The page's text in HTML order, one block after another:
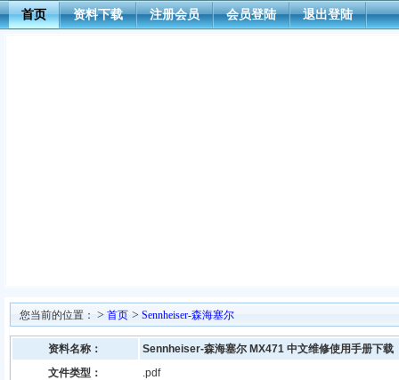
首页 资料下载 注册会员 会员登陆 退出登陆
您当前的位置： > 首页 > Sennheiser-森海塞尔
资料名称：
Sennheiser-森海塞尔 MX471 中文维修使用手册下载
文件类型：
.pdf